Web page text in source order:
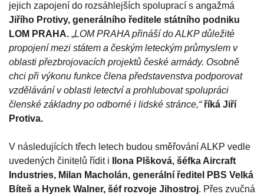
jejich zapojení do rozsáhlejších spoluprací s angažmá
Jiřího Protivy, generálního ředitele státního podniku
LOM PRAHA. „LOM PRAHA přináší do ALKP důležité
propojení mezi státem a českým leteckým průmyslem v
oblasti přezbrojovacích projektů české armády. Osobně
chci při výkonu funkce člena představenstva podporovat
vzdělávání v oblasti letectví a prohlubovat spolupráci
členské základny po odborné i lidské stránce,“ říká Jiří
Protiva.
V následujících třech letech budou směřování ALKP vedle
uvedených činitelů řídit i
Ilona Plšková, šéfka Aircraft
Industries, Milan Macholán, generální ředitel PBS Velká
Bíteš a Hynek Walner, šéf rozvoje Jihostroj. Přes zvučná